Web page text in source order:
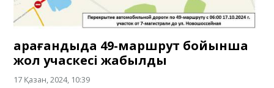
Қарағандыда 49-маршрут бойынша
жол учаскесі жабылды
17 Қазан, 2024, 10:39